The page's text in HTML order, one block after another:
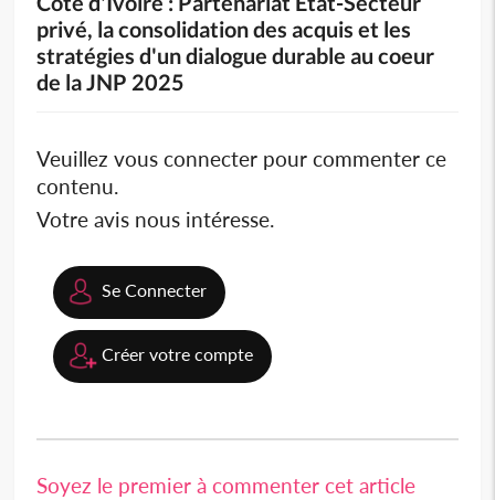
privé, la consolidation des acquis et les
stratégies d'un dialogue durable au coeur
de la JNP 2025
Veuillez vous connecter pour commenter ce
contenu.
Votre avis nous intéresse.
Se Connecter
Créer votre compte
Soyez le premier à commenter cet article